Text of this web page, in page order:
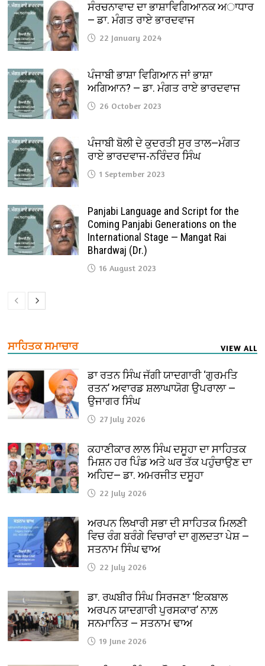
ਸੰਰਚਨਾਵਾਦ ਦਾ ਭਾਸ਼ਾਵਿਗਿਆਨਕ ਅਾਧਾਰ
— ਡਾ. ਮੰਗਤ ਰਾਏ ਭਾਰਦਵਾਜ
22 January 2024
ਪੰਜਾਬੀ ਭਾਸ਼ਾ ਵਿਗਿਆਨ ਜਾਂ ਭਾਸ਼ਾ
ਅਗਿਆਨ? — ਡਾ. ਮੰਗਤ ਰਾਏ ਭਾਰਦਵਾਜ
26 October 2023
ਪੰਜਾਬੀ ਬੋਲੀ ਦੇ ਕੁਦਰਤੀ ਸੁਰ ਤਾਲ—ਮੰਗਤ
ਰਾਏ ਭਾਰਦਵਾਜ-ਨਰਿੰਦਰ ਸਿੰਘ
1 September 2023
Panjabi Language and Script for the
Coming Panjabi Generations on the
International Stage — Mangat Rai
Bhardwaj (Dr.)
16 August 2023
ਸਾਹਿਤਕ ਸਮਾਚਾਰ VIEW ALL
ਡਾ ਰਤਨ ਸਿੰਘ ਜੱਗੀ ਯਾਦਗਾਰੀ ‘ਗੁਰਮਤਿ
ਰਤਨ’ ਅਵਾਰਡ ਸ਼ਲਾਘਾਯੋਗ ਉਪਰਾਲਾ —
ਉਜਾਗਰ ਸਿੰਘ
27 July 2026
ਕਹਾਣੀਕਾਰ ਲਾਲ ਸਿੰਘ ਦਸੂਹਾ ਦਾ ਸਾਹਿਤਕ
ਮਿਸ਼ਨ ਹਰ ਪਿੰਡ ਅਤੇ ਘਰ ਤੱਕ ਪਹੁੰਚਾਉਣ ਦਾ
ਅਹਿਦ— ਡਾ. ਅਮਰਜੀਤ ਦਸੂਹਾ
22 July 2026
ਅਰਪਨ ਲਿਖਾਰੀ ਸਭਾ ਦੀ ਸਾਹਿਤਕ ਮਿਲਣੀ
ਵਿਚ ਰੰਗ ਬਰੰਗੇ ਵਿਚਾਰਾਂ ਦਾ ਗੁਲਦਤਾ ਪੇਸ਼ —
ਸਤਨਾਮ ਸਿੰਘ ਢਾਅ
22 July 2026
ਡਾ. ਰਘਬੀਰ ਸਿੰਘ ਸਿਰਜਣਾ ‘ਇਕਬਾਲ
ਅਰਪਨ ਯਾਦਗਾਰੀ ਪੁਰਸਕਾਰ’ ਨਾਲ਼
ਸਨਮਾਨਿਤ — ਸਤਨਾਮ ਢਾਅ
19 June 2026